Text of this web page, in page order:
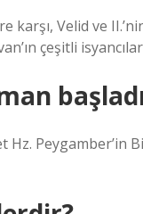
karşı, Velid ve
çeşitli
Peygamber’in